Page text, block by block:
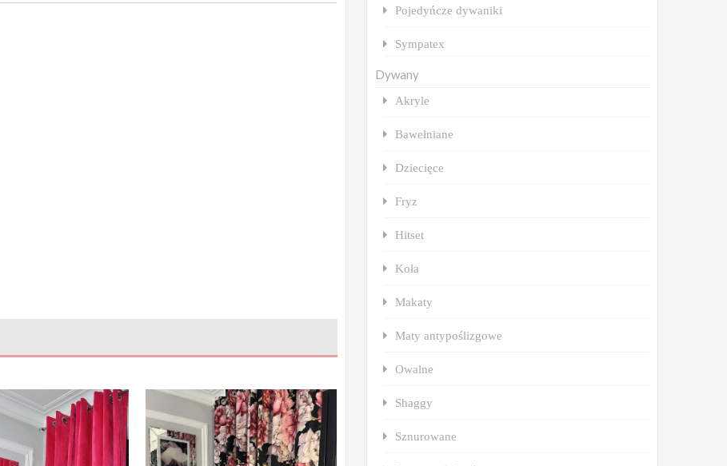
Pojedyńcze dywaniki
Sympatex
Dywany
Akryle
Bawełniane
Dziecięce
Fryz
Hitset
Koła
Makaty
Maty antypoślizgowe
Owalne
Shaggy
Sznurowane